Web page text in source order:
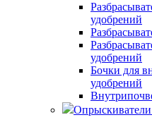
удобрений
удобрений
Бочки для
удобрений